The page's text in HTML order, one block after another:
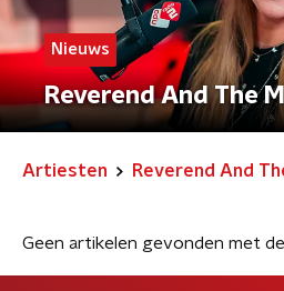
Nieuws
Reverend And The
Artiesten Reverend And
Geen artikelen gevonden met